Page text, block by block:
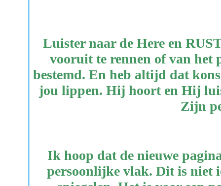
Luister naar de Here en
vooruit te rennen of van het
bestemd. En heb altijd dat
jou lippen. Hij hoort en Hij
Zijn
Ik hoop dat de nieuwe
persoonlijke vlak. Dit is niet